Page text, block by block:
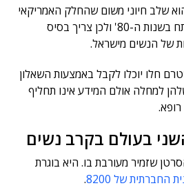
שלב חיוני משום שהחלק האמריקאי
שלו הוא גנרי לחלוטין, פותח בשנות ה-80' ולכן צריך בסיס
של הנשים מישראל.
חלו יוכלו לקבל באמצעות השאלון
למחלה אולם המידע אינו תחליף
בעולם בקרב נשים
שזמיר מעורבת בו. היא בוגרת
החברתית של 8200
.